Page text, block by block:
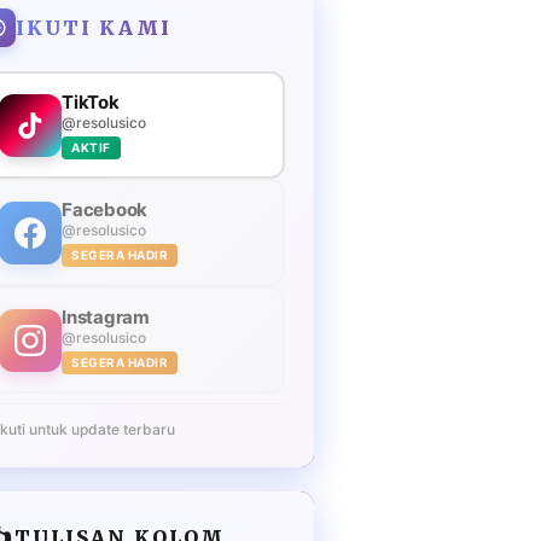
IKUTI KAMI
TikTok
@resolusico
AKTIF
Facebook
@resolusico
SEGERA HADIR
Instagram
@resolusico
SEGERA HADIR
untuk update terbaru